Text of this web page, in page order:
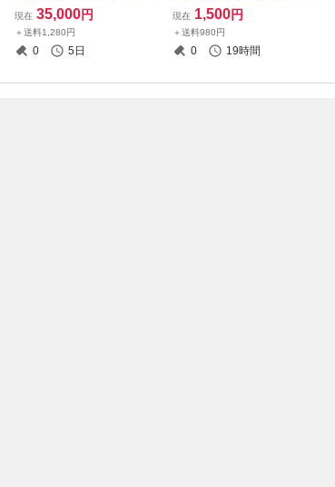
グノートPC Core i5 GeForce
GTX G512LI
現在 35,000円
＋送料1,280円
0 5日
炉 2点セット 桜模様 鉄製 金
属工芸 コレクション
現在 1,500円
＋送料980円
0 19時間